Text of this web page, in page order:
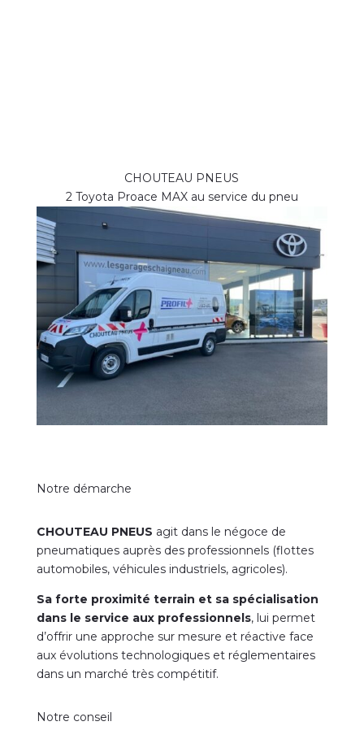
CHOUTEAU PNEUS
2 Toyota Proace MAX au service du pneu
Notre démarche
CHOUTEAU PNEUS agit dans le négoce de
pneumatiques auprès des professionnels (flottes
automobiles, véhicules industriels, agricoles).
Sa forte proximité terrain et sa spécialisation
dans le service aux professionnels, lui permet
d’offrir une approche sur mesure et réactive face
aux évolutions technologiques et réglementaires
dans un marché très compétitif.
Notre conseil